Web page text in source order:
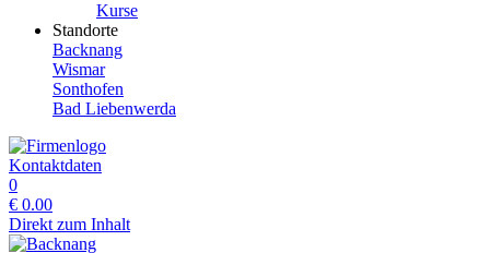
Kurse
Standorte
Backnang
Wismar
Sonthofen
Bad Liebenwerda
Kontaktdaten
0
€ 0.00
Direkt zum Inhalt